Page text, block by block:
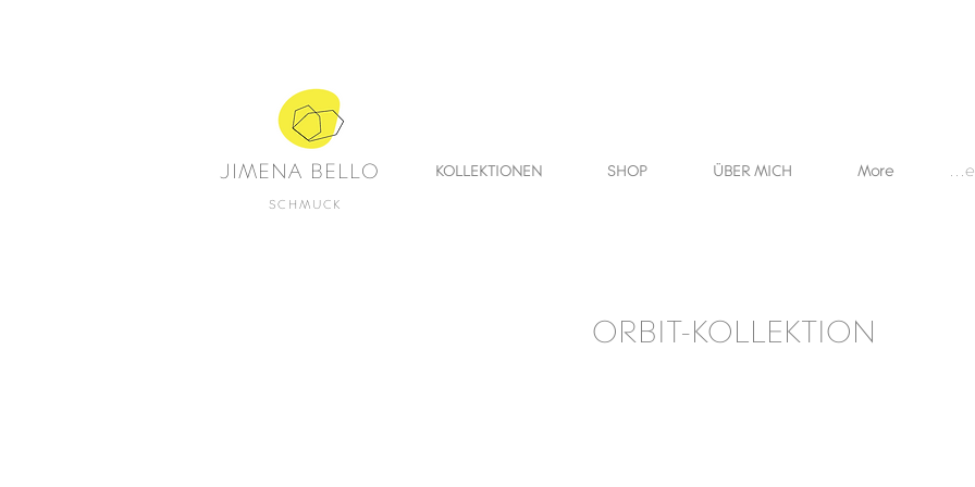
JIMENA BELLO
SCHMUCK
KOLLEKTIONEN SHOP ÜBER MICH More
ORBIT-KOLLEKTION